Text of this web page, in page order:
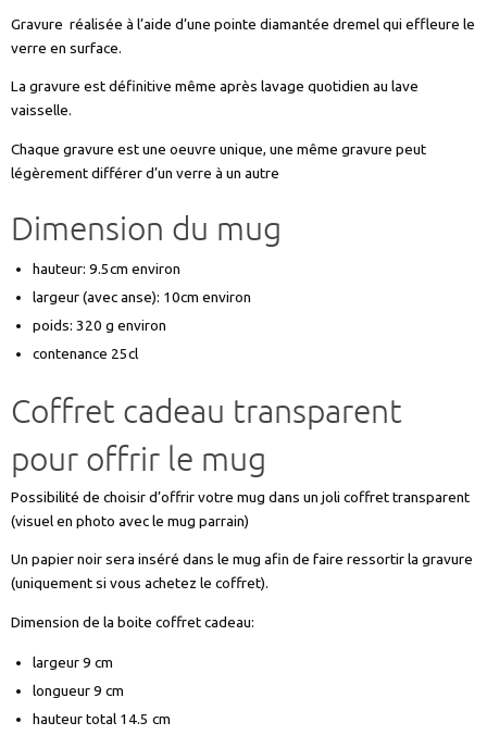
Gravure réalisée à l’aide d’une pointe diamantée dremel qui effleure le
verre en surface.
La gravure est définitive même après lavage quotidien au lave
vaisselle.
Chaque gravure est une oeuvre unique, une même gravure peut
légèrement différer d’un verre à un autre
Dimension du mug
hauteur: 9.5cm environ
largeur (avec anse): 10cm environ
poids: 320 g environ
contenance 25cl
Coffret cadeau transparent
pour offrir le mug
Possibilité de choisir d’offrir votre mug dans un joli coffret transparent
(visuel en photo avec le mug parrain)
Un papier noir sera inséré dans le mug afin de faire ressortir la gravure
(uniquement si vous achetez le coffret).
Dimension de la boite coffret cadeau:
largeur 9 cm
longueur 9 cm
hauteur total 14.5 cm